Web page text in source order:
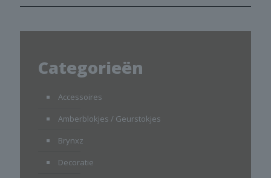
Categorieën
Accessoires
Amberblokjes / Geurstokjes
Brynxz
Decoratie